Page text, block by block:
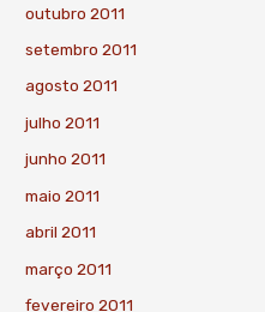
outubro 2011
setembro 2011
agosto 2011
julho 2011
junho 2011
maio 2011
abril 2011
março 2011
fevereiro 2011